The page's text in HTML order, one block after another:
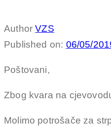
Author VZS
Published on: 06/05/
Poštovani,
Zbog kvara na
Molimo potrošače za